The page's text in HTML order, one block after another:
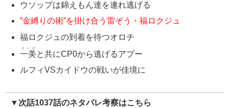
ウソップは錦えもん達を連れ逃げる
”金縛りの術”を掛け合う雷ぞう・福ロクジュ
福ロクジュの到着を待つオロチ
一美
インビ
と共にCP0から逃げるアプー
ルフィVSカイドウの戦いが佳境に
▼次話1037話のネタバレ考察はこちら